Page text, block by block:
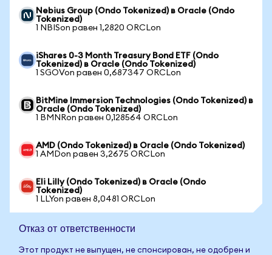
Nebius Group (Ondo Tokenized) в Oracle (Ondo
Tokenized)
1 NBISon равен 1,2820 ORCLon
iShares 0-3 Month Treasury Bond ETF (Ondo
Tokenized) в Oracle (Ondo Tokenized)
1 SGOVon равен 0,687347 ORCLon
BitMine Immersion Technologies (Ondo Tokenized) в
Oracle (Ondo Tokenized)
1 BMNRon равен 0,128564 ORCLon
AMD (Ondo Tokenized) в Oracle (Ondo Tokenized)
1 AMDon равен 3,2675 ORCLon
Eli Lilly (Ondo Tokenized) в Oracle (Ondo
Tokenized)
1 LLYon равен 8,0481 ORCLon
Отказ от ответственности
Этот продукт не выпущен, не спонсирован, не одобрен и